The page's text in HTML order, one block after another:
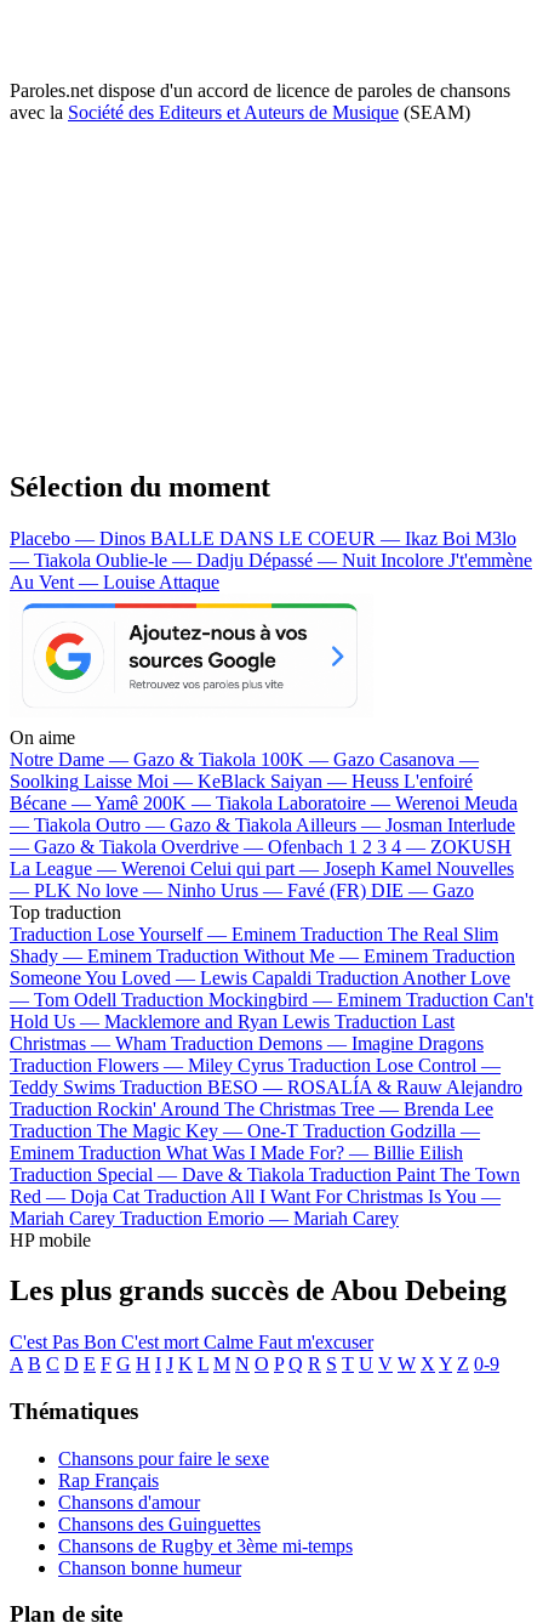
Paroles.net dispose d'un accord de licence de paroles de chansons
avec la Société des Editeurs et Auteurs de Musique (SEAM)
Sélection du moment
Placebo — Dinos BALLE DANS LE COEUR — Ikaz Boi M3lo
— Tiakola Oublie-le — Dadju Dépassé — Nuit Incolore J't'emmène
Au Vent — Louise Attaque
On aime
Notre Dame — Gazo & Tiakola 100K — Gazo Casanova —
Soolking Laisse Moi — KeBlack Saiyan — Heuss L'enfoiré
Bécane —Yamê 200K — Tiakola Laboratoire — Werenoi Meuda
— Tiakola Outro — Gazo & Tiakola Ailleurs — Josman Interlude
— Gazo & Tiakola Overdrive — Ofenbach 1 2 3 4 — ZOKUSH
La League — Werenoi Celui qui part — Joseph Kamel Nouvelles
— PLK No love — Ninho Urus — Favé (FR) DIE — Gazo
Top traduction
Traduction Lose Yourself — Eminem Traduction The Real Slim
Shady — Eminem Traduction Without Me — Eminem Traduction
Someone You Loved — Lewis Capaldi Traduction Another Love
— Tom Odell Traduction Mockingbird — Eminem Traduction Can't
Hold Us — Macklemore and Ryan Lewis Traduction Last
Christmas — Wham Traduction Demons — Imagine Dragons
Traduction Flowers — Miley Cyrus Traduction Lose Control —
Teddy Swims Traduction BESO — ROSALÍA & Rauw Alejandro
Traduction Rockin' Around The Christmas Tree — Brenda Lee
Traduction The Magic Key — One-T Traduction Godzilla —
Eminem Traduction What Was I Made For? — Billie Eilish
Traduction Special — Dave & Tiakola Traduction Paint The Town
Red — Doja Cat Traduction All I Want For Christmas Is You —
Mariah Carey Traduction Emorio — Mariah Carey
HP mobile
Les plus grands succès de Abou Debeing
C'est Pas Bon C'est mort Calme Faut m'excuser
A B C D E F G H I J K L M N O P Q R S T U V W X Y Z 0-9
Thématiques
Chansons pour faire le sexe
Rap Français
Chansons d'amour
Chansons des Guinguettes
Chansons de Rugby et 3ème mi-temps
Chanson bonne humeur
Plan de site